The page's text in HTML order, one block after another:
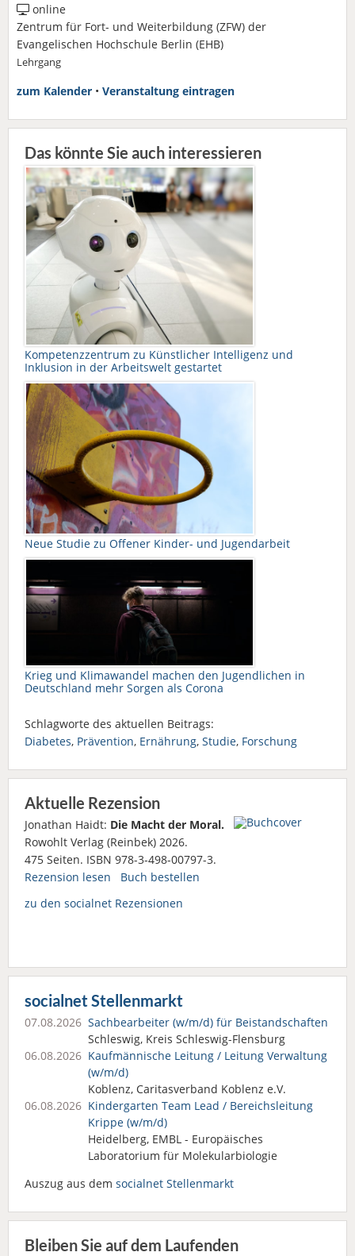
online
Zentrum für Fort- und Weiterbildung (ZFW) der
Evangelischen Hochschule Berlin (EHB)
Lehrgang
zum Kalender • Veranstaltung eintragen
Das könnte Sie auch interessieren
Kompetenzzentrum zu Künstlicher Intelligenz und
Inklusion in der Arbeitswelt gestartet
Neue Studie zu Offener Kinder- und Jugendarbeit
Krieg und Klimawandel machen den Jugendlichen in
Deutschland mehr Sorgen als Corona
Schlagworte des aktuellen Beitrags:
Diabetes, Prävention, Ernährung, Studie, Forschung
Aktuelle Rezension
Jonathan Haidt: Die Macht der Moral.
Rowohlt Verlag (Reinbek) 2026.
475 Seiten. ISBN 978-3-498-00797-3.
Rezension lesen
Buch bestellen
zu den socialnet Rezensionen
socialnet Stellenmarkt
07.08.2026 Sachbearbeiter (w/m/d) für Beistandschaften
Schleswig, Kreis Schleswig-Flensburg
06.08.2026 Kaufmännische Leitung / Leitung Verwaltung
(w/m/d)
Koblenz, Caritasverband Koblenz e.V.
06.08.2026 Kindergarten Team Lead / Bereichsleitung
Krippe (w/m/d)
Heidelberg, EMBL - Europäisches
Laboratorium für Molekularbiologie
Auszug aus dem socialnet Stellenmarkt
Bleiben Sie auf dem Laufenden